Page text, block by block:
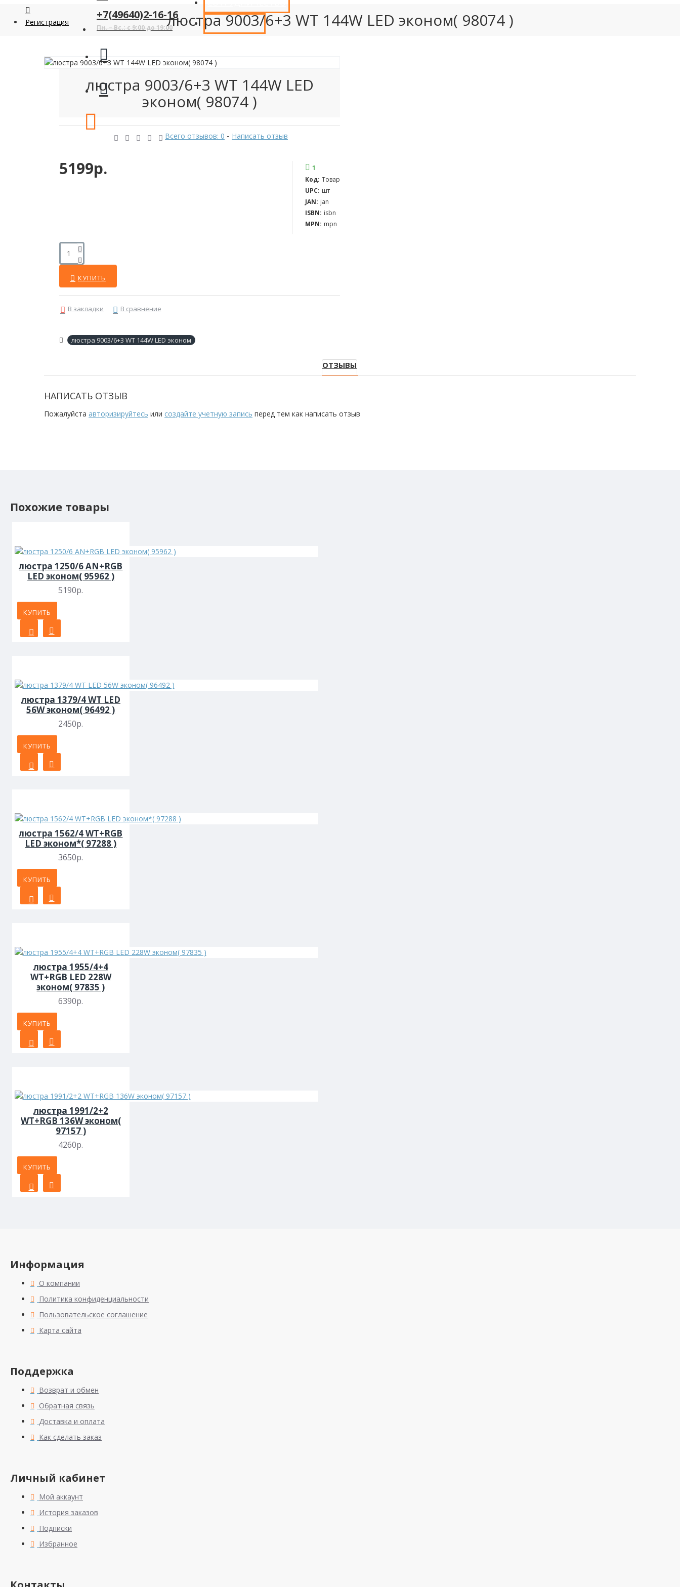
Регистрация
+7(49640)2-16-16
Пн. – Вс.: с 9:00 до 19:00
КАК КУПИТЬ?
люстра 9003/6+3 WT 144W LED эконом( 98074 )
люстра 9003/6+3 WT 144W LED
эконом( 98074 )
Всего отзывов: 0 - Написать отзыв
5199р.
1
Код: Товар
UPC: шт
JAN: jan
ISBN: isbn
MPN: mpn
КУПИТЬ
В закладки В сравнение
люстра 9003/6+3 WT 144W LED эконом
ОТЗЫВЫ
НАПИСАТЬ ОТЗЫВ
Пожалуйста авторизируйтесь или создайте учетную запись перед тем как написать отзыв
Похожие товары
люстра 1250/6 AN+RGB
LED эконом( 95962 )
5190р.
КУПИТЬ
люстра 1379/4 WT LED
56W эконом( 96492 )
2450р.
КУПИТЬ
люстра 1562/4 WT+RGB
LED эконом*( 97288 )
3650р.
КУПИТЬ
люстра 1955/4+4
WT+RGB LED 228W
эконом( 97835 )
6390р.
КУПИТЬ
люстра 1991/2+2
WT+RGB 136W эконом(
97157 )
4260р.
КУПИТЬ
Информация
О компании
Политика конфиденциальности
Пользовательское соглашение
Карта сайта
Поддержка
Возврат и обмен
Обратная связь
Доставка и оплата
Как сделать заказ
Личный кабинет
Мой аккаунт
История заказов
Подписки
Избранное